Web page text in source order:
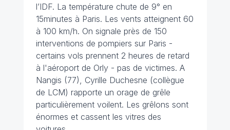
l’IDF. La température chute de 9° en
15minutes à Paris. Les vents atteignent 60
à 100 km/h. On signale près de 150
interventions de pompiers sur Paris -
certains vols prennent 2 heures de retard
à l'aéroport de Orly - pas de victimes. A
Nangis (77), Cyrille Duchesne (collègue
de LCM) rapporte un orage de grêle
particulièrement voilent. Les grêlons sont
énormes et cassent les vitres des